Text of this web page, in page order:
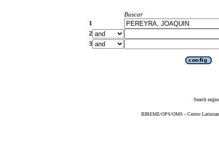
Buscar
1
2
3
Search
BIREME/OPS/OMS - Centro